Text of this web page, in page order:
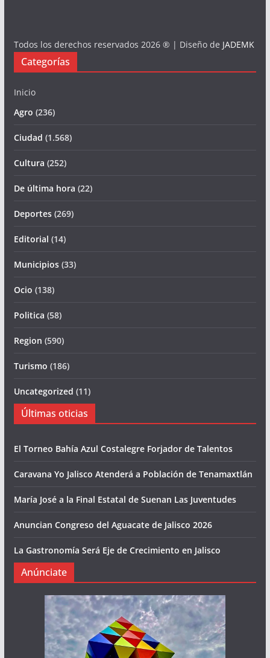
Todos los derechos reservados 2026 ® | Diseño de JADEMK
Categorías
Inicio
Agro (236)
Ciudad (1.568)
Cultura (252)
De última hora (22)
Deportes(269)
Editorial (14)
Municipios(33)
Ocio (138)
Politica (58)
Region (590)
Turismo (186)
Uncategorized (11)
Últimas oticias
El Torneo Bahía Azul Costalegre Forjador de Talentos
Caravana Yo Jalisco Atenderá a Población de Tenamaxtlán
María José a la Final Estatal de Suenan Las Juventudes
Anuncian Congreso del Aguacate de Jalisco 2026
La Gastronomía Será Eje de Crecimiento en Jalisco
Anúnciate